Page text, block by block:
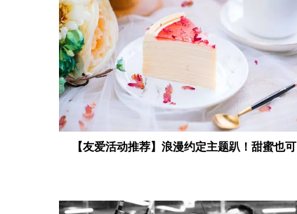
【友爱活动推荐】浪漫约定主题趴！甜蜜也可